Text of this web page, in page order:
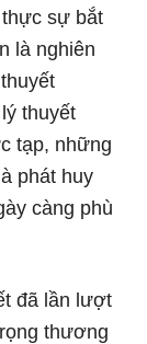
thực sự bắt
là nghiên
thuyết
tạp, những
phát huy
càng phù
đã lần lượt
thương